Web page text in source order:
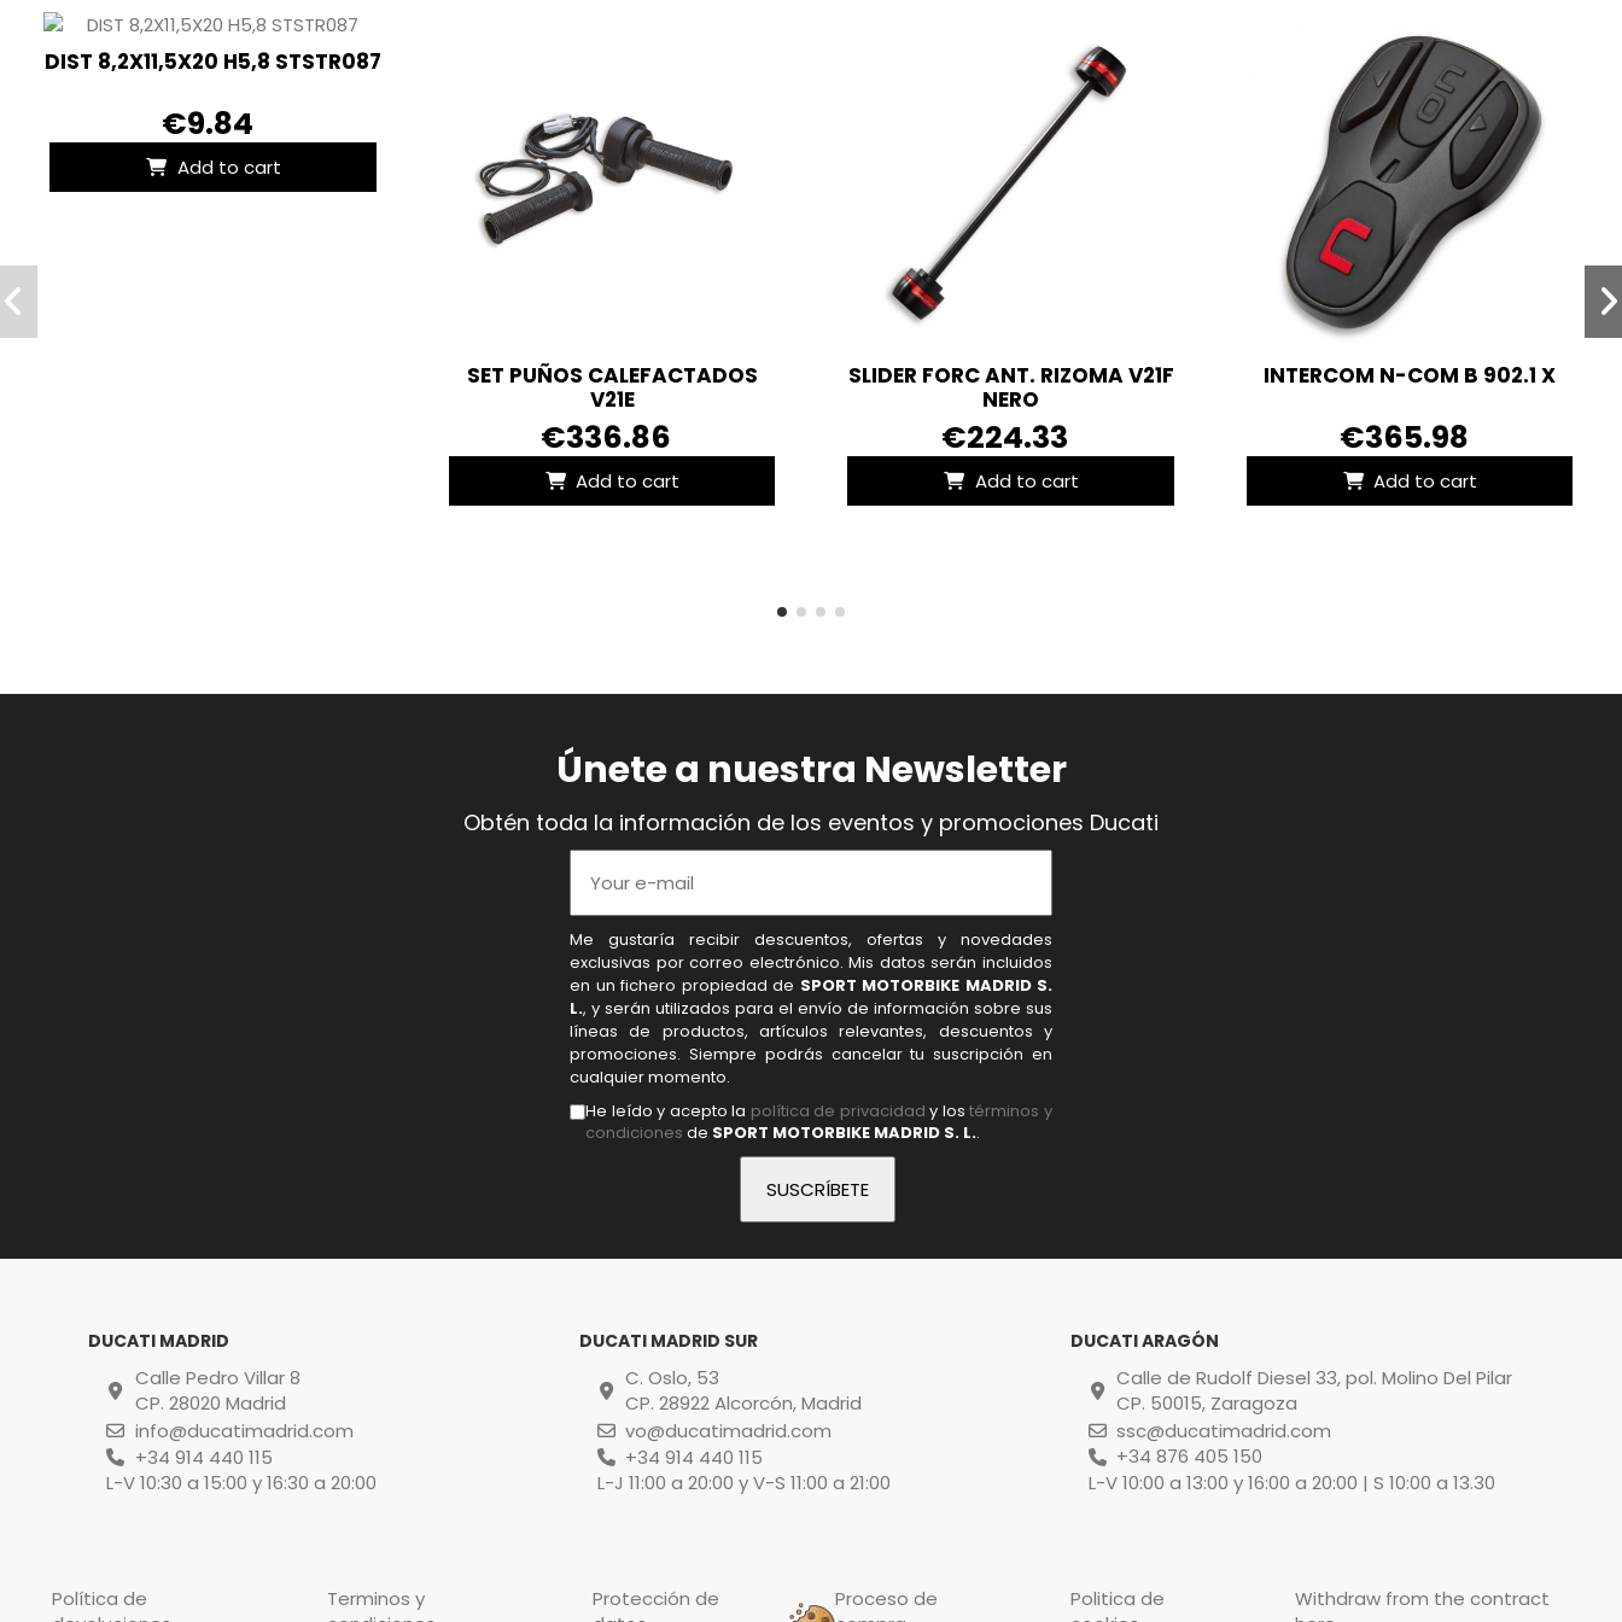
DIST 8,2X11,5X20 H5,8 STSTR087
€9.84
Add to cart
SET PUÑOS CALEFACTADOS
V21E
€336.86
Add to cart
SLIDER FORC ANT. RIZOMA V21F
NERO
€224.33
Add to cart
INTERCOM N-COM B 902.1 X
€365.98
Add to cart
Únete a nuestra Newsletter
Obtén toda la información de los eventos y promociones Ducati
Me gustaría recibir descuentos, ofertas y novedades
exclusivas por correo electrónico. Mis datos serán incluidos
en un fichero propiedad de SPORT MOTORBIKE MADRID S.
L., y serán utilizados para el envío de información sobre sus
líneas de productos, artículos relevantes, descuentos y
promociones. Siempre podrás cancelar tu suscripción en
cualquier momento.
He leído y acepto la política de privacidad y lostérminos y
condiciones de SPORT MOTORBIKE MADRID S. L..
DUCATI MADRID
Calle Pedro Villar 8
CP. 28020 Madrid
info@ducatimadrid.com
+34 914 440 115
L-V 10:30 a 15:00 y 16:30 a 20:00
DUCATI MADRID SUR
C. Oslo, 53
CP. 28922 Alcorcón, Madrid
vo@ducatimadrid.com
+34 914 440 115
L-J 11:00 a 20:00 y V-S 11:00 a 21:00
DUCATI ARAGÓN
Calle de Rudolf Diesel 33, pol. Molino Del Pilar
CP. 50015, Zaragoza
ssc@ducatimadrid.com
+34 876 405 150
L-V 10:00 a 13:00 y 16:00 a 20:00 | S 10:00 a 13.30
Política de
Terminos y
Protección de
Proceso de
Politica de
Withdraw from the contract